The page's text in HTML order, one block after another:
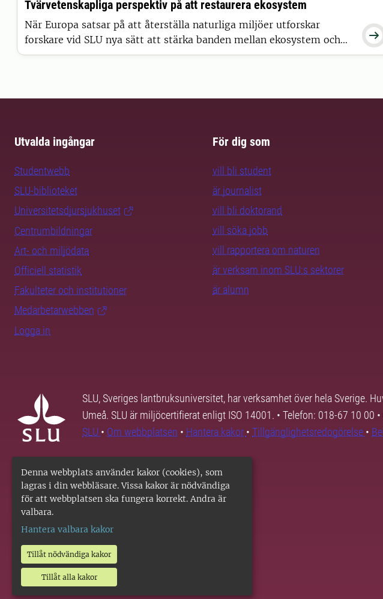
Denna webbplats använder kakor (cookies), som
lagras i din webbläsare. Vissa kakor är nödvändiga
för att webbplatsen ska fungera korrekt. Andra är
valbara.
Hantera valbara kakor
Tillåt nödvändiga kakor
Tillåt alla kakor

Tvärvetenskapliga perspektiv på att restaurera ekosystem
När Europa satsar på att återställa naturliga miljöer utforskar
forskare vid SLU nya sätt att stärka banden mellan ekosystem och
människor. Genom att förena ekologi, samhällsvetenskap och kultur
Utvalda ingångar
Studentwebb
SLU-biblioteket
Universitetsdjursjukhuset
Centrumbildningar
Art- och miljödata
Officiell statistik
Fakulteter och institutioner
Medarbetarwebben
Logga in
För dig som
vill bli student
är journalist
vill bli doktorand
vill söka jobb
vill rapportera om naturen
är verksam inom SLU:s sektorer
är alumn
SLU, Sveriges lantbruksuniversitet, har verksamhet över hela Sverige.
Umeå. SLU är miljöcertifierat enligt ISO 14001. • Telefon: 018-67 10 00
SLU • Om webbplatsen • Hantera kakor • Tillgänglighetsredogörelse •